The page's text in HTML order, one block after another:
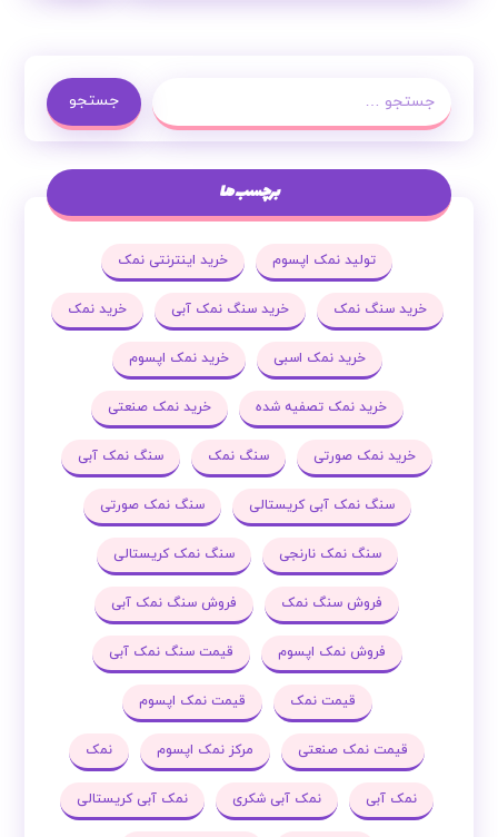
جستجو
برچسب ها
تولید نمک اپسوم خرید اینترنتی نمک
خرید سنگ نمک خرید سنگ نمک آبی خرید نمک
خرید نمک اسبی خرید نمک اپسوم
خرید نمک تصفیه شده خرید نمک صنعتی
خرید نمک صورتی سنگ نمک سنگ نمک آبی
سنگ نمک آبی کریستالی سنگ نمک صورتی
سنگ نمک نارنجی سنگ نمک کریستالی
فروش سنگ نمک فروش سنگ نمک آبی
فروش نمک اپسوم قیمت سنگ نمک آبی
قیمت نمک قیمت نمک اپسوم
قیمت نمک صنعتی مرکز نمک اپسوم نمک
نمک آبی نمک آبی شکری نمک آبی کریستالی